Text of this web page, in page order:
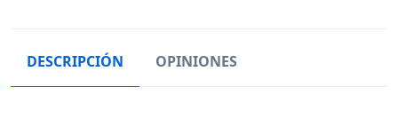
DESCRIPCIÓN OPINIONES